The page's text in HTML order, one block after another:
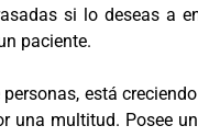
si lo deseas a
paciente.
está
una multitud. Posee